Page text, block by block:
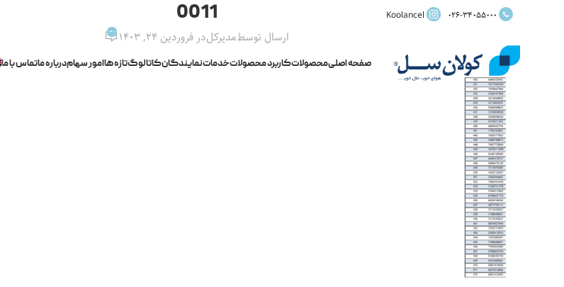
صفحه اصلیمحصولاتکاربرد محصولاتخدماتنمایندگانکاتالوگتازه هاامور سهامدرباره ماتماس با ما
0011
ارسال توسطمدیرکلدر فروردین ۲۴, ۱۴۰۳ 0